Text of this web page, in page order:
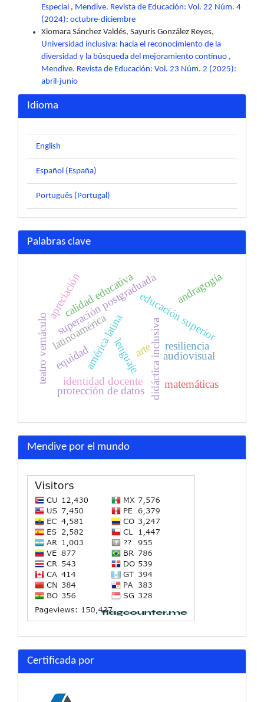
Especial , Mendive. Revista de Educación: Vol. 22 Núm. 4
(2024): octubre-diciembre
Xiomara Sánchez Valdés, Sayuris González Reyes,
Universidad inclusiva: hacia el reconocimiento de la
diversidad y la búsqueda del mejoramiento continuo ,
Mendive. Revista de Educación: Vol. 23 Núm. 2 (2025):
abril-junio
Idioma
English
Español (España)
Português (Portugal)
Palabras clave
didáctica inclusiva
educación superior
américa latina
equidad resiliencia
superación postgraduada
calidad educativa
identidad docente
latinoamérica
protección de datos
lenguajearte
teatro vernáculo
apreciación
audiovisual
matemáticas
andragogía
Mendive por el mundo
Certificada por